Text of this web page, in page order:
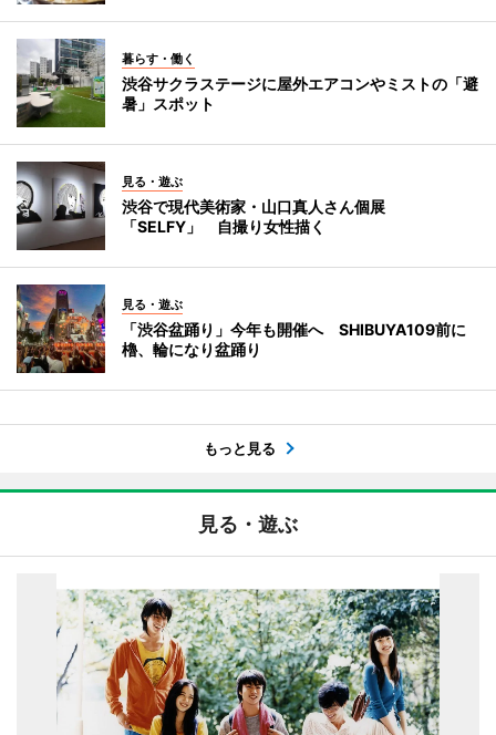
暮らす・働く
渋谷サクラステージに屋外エアコンやミストの「避
暑」スポット
見る・遊ぶ
渋谷で現代美術家・山口真人さん個展
「SELFY」 自撮り女性描く
見る・遊ぶ
「渋谷盆踊り」今年も開催へ SHIBUYA109前に
櫓、輪になり盆踊り
もっと見る
見る・遊ぶ